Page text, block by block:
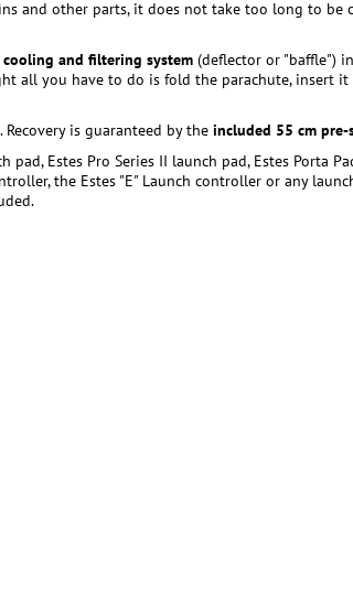
and other parts, it does not take too long to be
and filtering system (deflector or "baffle")
all you have to do is fold the parachute, insert
is guaranteed by the included 55 cm
Estes Pro Series II launch pad, Estes Porta
the Estes "E" Launch controller or any